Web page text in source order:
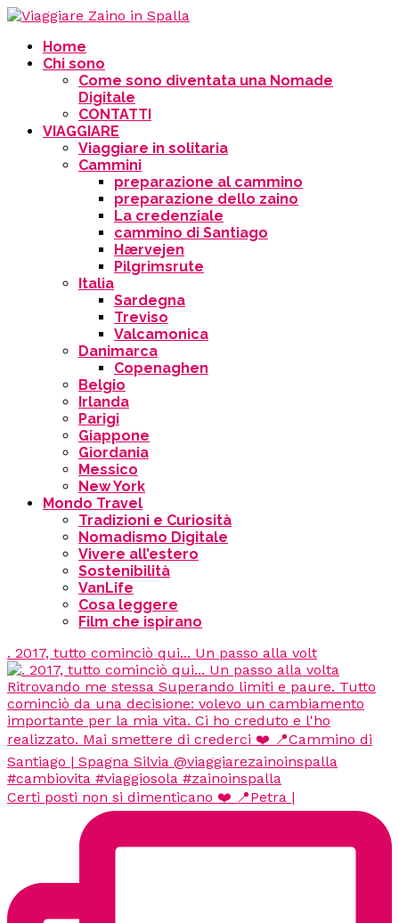
Home
Chi sono
Come sono diventata una Nomade
Digitale
CONTATTI
VIAGGIARE
Viaggiare in solitaria
Cammini
preparazione al cammino
preparazione dello zaino
La credenziale
cammino di Santiago
Hærvejen
Pilgrimsrute
Italia
Sardegna
Treviso
Valcamonica
Danimarca
Copenaghen
Belgio
Irlanda
Parigi
Giappone
Giordania
Messico
New York
Mondo Travel
Tradizioni e Curiosità
Nomadismo Digitale
Vivere all’estero
Sostenibilità
VanLife
Cosa leggere
Film che ispirano
. 2017, tutto cominciò qui... Un passo alla volt
Certi posti non si dimenticano ❤️ 📍Petra |